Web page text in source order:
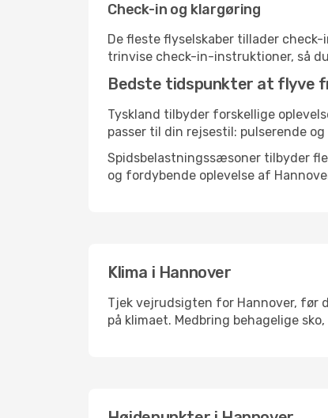
Check-in og klargøring
De fleste flyselskaber tillader
trinvise check-in-instruktioner, så
Bedste tidspunkter at flyve
Tyskland tilbyder forskellige
passer til din rejsestil: pulserende
Spidsbelastningssæsoner tilbyder
og fordybende oplevelse af
Klima i Hannover
Tjek vejrudsigten for Hannover, før
på klimaet. Medbring behagelige